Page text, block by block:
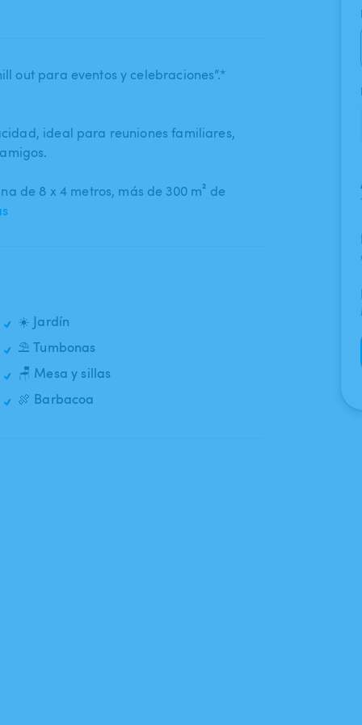
out para eventos y celebraciones”.*
ideal para reuniones familiares​,​
de 8 x 4 metros​,​ más de 300 m² de
☀️ Jardín
⛱️ Tumbonas
🪑 Mesa y sillas
🍖 Barbacoa